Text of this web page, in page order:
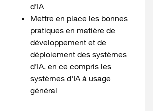
d’IA
Mettre en place les bonnes
pratiques en matière de
développement et de
déploiement des systèmes
d’IA, en ce compris les
systèmes d'IA à usage
général